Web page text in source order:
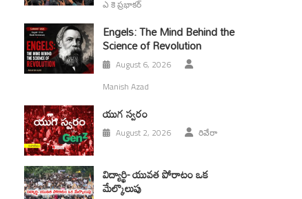
ఎ కె ప్రభాకర్
Engels: The Mind Behind the
Science of Revolution
August 6, 2026
Manish Azad
యుగ స్వ‌రం
August 2, 2026 రివేరా
విద్యార్థి- యువత పోరాటం ఒక
మేల్కొలుపు